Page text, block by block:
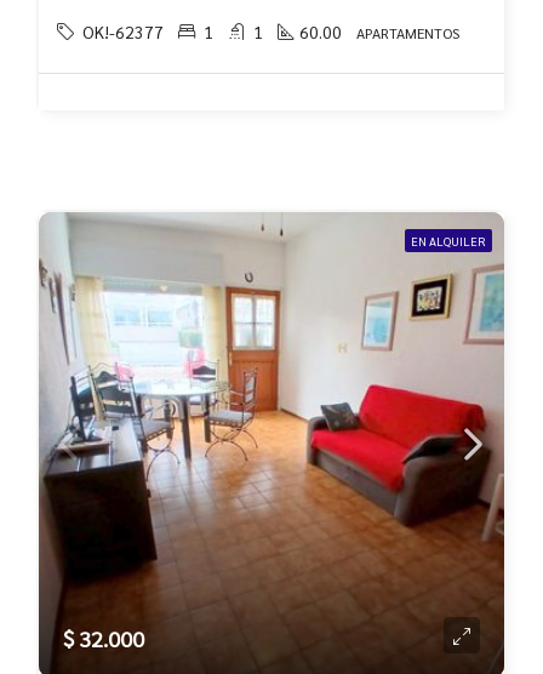
OK!-62377 1 1 60.00 APARTAMENTOS
EN ALQUILER
$ 32.000